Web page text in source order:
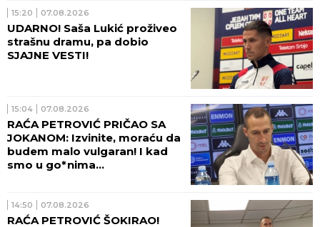
15:20 07.08.2026
UDARNO! Saša Lukić proživeo
strašnu dramu, pa dobio
SJAJNE VESTI!
15:04 07.08.2026
RAĆA PETROVIĆ PRIČAO SA
JOKANOM: Izvinite, moraću da
budem malo vulgaran! I kad
smo u go*nima...
14:50 07.08.2026
RAĆA PETROVIĆ ŠOKIRAO!